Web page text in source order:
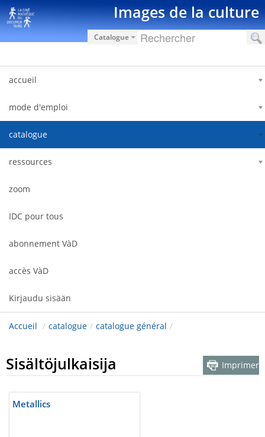
Hyppää sisältöön Images de la culture
Catalogue
accueil
mode d'emploi
catalogue
ressources
zoom
IDC pour tous
abonnement VàD
accès VàD
Kirjaudu sisään
Accueil / catalogue / catalogue général /
Sisältöjulkaisija Imprimer
Metallics